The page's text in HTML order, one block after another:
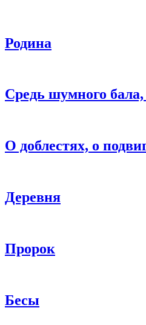
Родина
Средь шумного
О доблестях, о
Деревня
Пророк
Бесы